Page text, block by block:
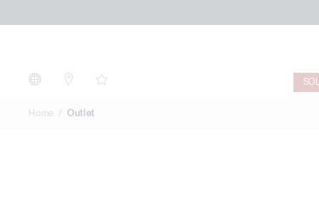
Home Outlet